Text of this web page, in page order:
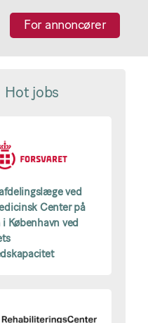
For annoncører
Hot jobs
ved
Center på
København ved